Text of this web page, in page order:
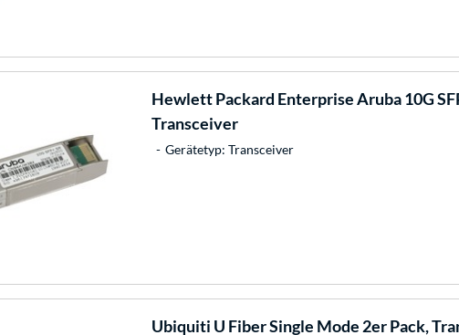
Hewlett Packard EnterpriseAruba 10G
Transceiver
Gerätetyp: Transceiver
Ubiquiti U Fiber Single Mode 2er Pack,